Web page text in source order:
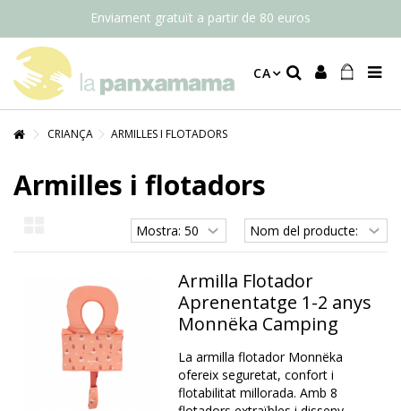
Enviament gratuït a partir de 80 euros
CA
CRIANÇA ARMILLES I FLOTADORS
Armilles i flotadors
Armilla Flotador
Aprenentatge 1-2 anys
Monnëka Camping
La armilla flotador Monnëka
ofereix seguretat, confort i
flotabilitat millorada. Amb 8